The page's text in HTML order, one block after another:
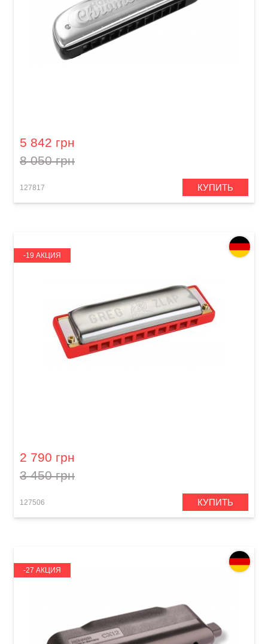
5 842 грн
8 050 грн
127817 КУПИТЬ
-19 АКЦИЯ
2 790 грн
3 450 грн
127506 КУПИТЬ
-27 АКЦИЯ